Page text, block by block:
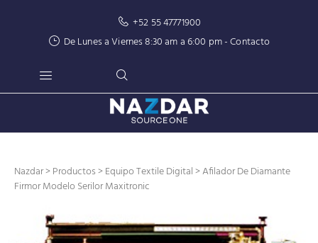
+52 55 47771900
De Lunes a Viernes 8:30 am a 6:00 pm -Contacto
Nazdar>Productos>Equipo Textile Digital> Afilador De Diamante
Firmor Modelo Serilor Maxitronic